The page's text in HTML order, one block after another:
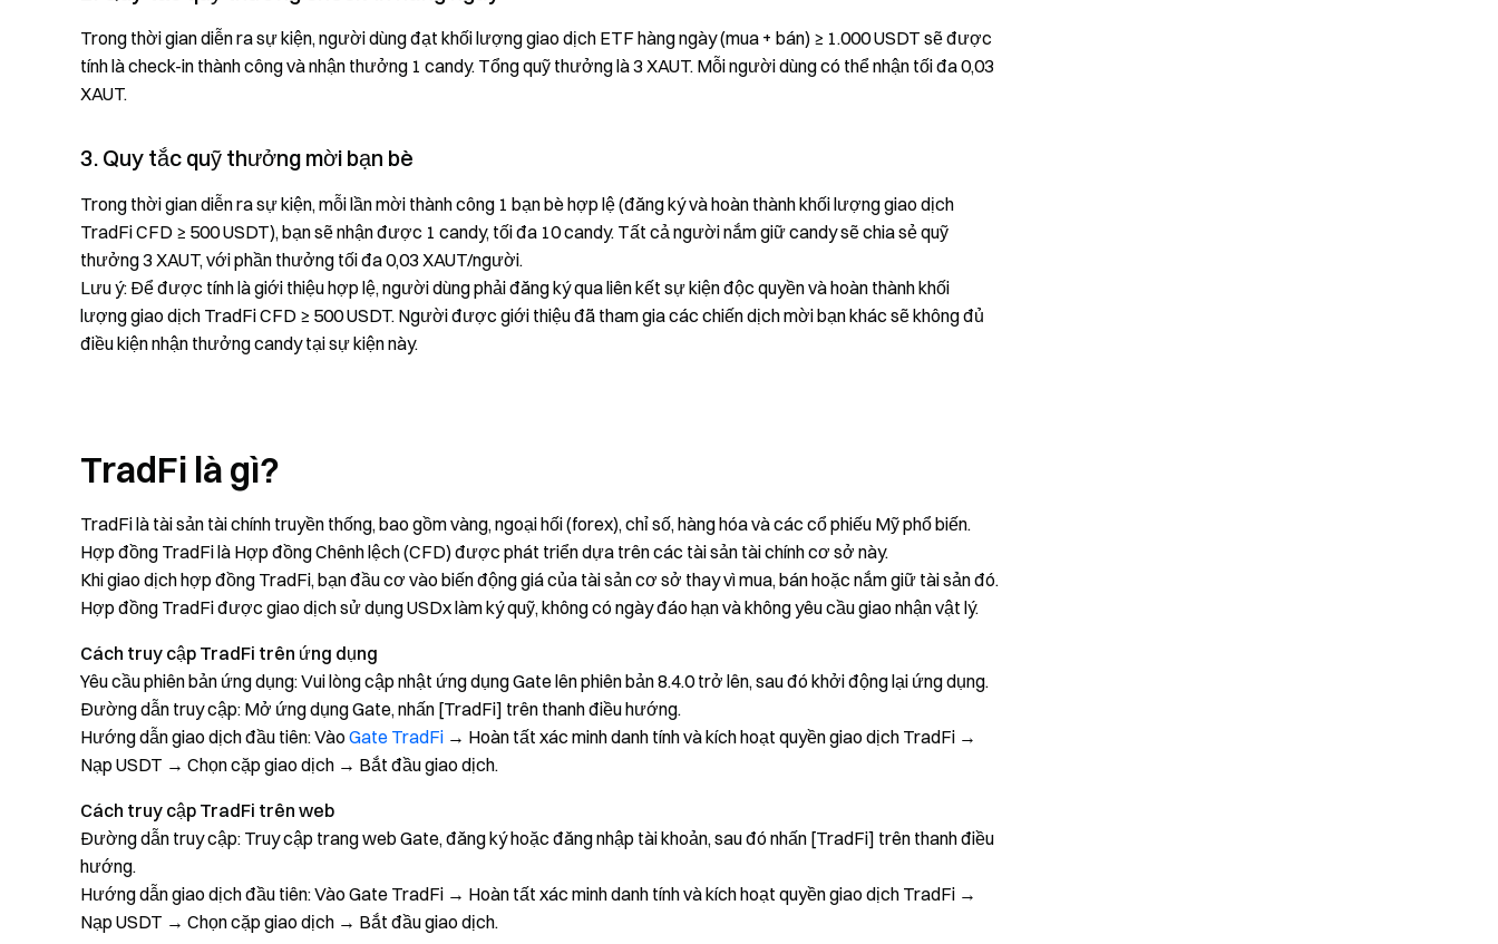
Trong thời gian diễn ra sự kiện, người dùng đạt khối lượng giao dịch ETF hàng ngày (mua + bán) ≥ 1.000 USDT sẽ được
tính là check-in thành công và nhận thưởng 1 candy. Tổng quỹ thưởng là 3 XAUT. Mỗi người dùng có thể nhận tối đa 0,03
XAUT.
3. Quy tắc quỹ thưởng mời bạn bè
Trong thời gian diễn ra sự kiện, mỗi lần mời thành công 1 bạn bè hợp lệ (đăng ký và hoàn thành khối lượng giao dịch
TradFi CFD ≥ 500 USDT), bạn sẽ nhận được 1 candy, tối đa 10 candy. Tất cả người nắm giữ candy sẽ chia sẻ quỹ
thưởng 3 XAUT, với phần thưởng tối đa 0,03 XAUT/người.
Lưu ý: Để được tính là giới thiệu hợp lệ, người dùng phải đăng ký qua liên kết sự kiện độc quyền và hoàn thành khối
lượng giao dịch TradFi CFD ≥ 500 USDT. Người được giới thiệu đã tham gia các chiến dịch mời bạn khác sẽ không đủ
điều kiện nhận thưởng candy tại sự kiện này.
TradFi là gì?
TradFi là tài sản tài chính truyền thống, bao gồm vàng, ngoại hối (forex), chỉ số, hàng hóa và các cổ phiếu Mỹ phổ biến.
Hợp đồng TradFi là Hợp đồng Chênh lệch (CFD) được phát triển dựa trên các tài sản tài chính cơ sở này.
Khi giao dịch hợp đồng TradFi, bạn đầu cơ vào biến động giá của tài sản cơ sở thay vì mua, bán hoặc nắm giữ tài sản đó.
Hợp đồng TradFi được giao dịch sử dụng USDx làm ký quỹ, không có ngày đáo hạn và không yêu cầu giao nhận vật lý.
Cách truy cập TradFi trên ứng dụng
Yêu cầu phiên bản ứng dụng: Vui lòng cập nhật ứng dụng Gate lên phiên bản 8.4.0 trở lên, sau đó khởi động lại ứng dụng.
Đường dẫn truy cập: Mở ứng dụng Gate, nhấn [TradFi] trên thanh điều hướng.
Hướng dẫn giao dịch đầu tiên: Vào Gate TradFi → Hoàn tất xác minh danh tính và kích hoạt quyền giao dịch TradFi →
Nạp USDT → Chọn cặp giao dịch → Bắt đầu giao dịch.
Cách truy cập TradFi trên web
Đường dẫn truy cập: Truy cập trang web Gate, đăng ký hoặc đăng nhập tài khoản, sau đó nhấn [TradFi] trên thanh điều
hướng.
Hướng dẫn giao dịch đầu tiên: Vào Gate TradFi → Hoàn tất xác minh danh tính và kích hoạt quyền giao dịch TradFi →
Nạp USDT → Chọn cặp giao dịch → Bắt đầu giao dịch.